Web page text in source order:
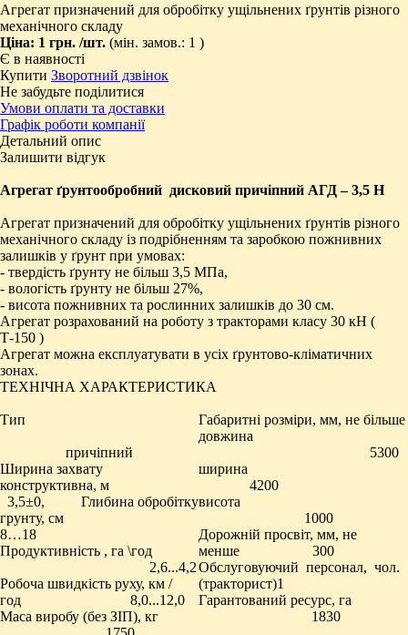
Агрегат призначений для обробітку ущільнених ґрунтів різного
механічного складу
Ціна: 1 грн. /шт. (мін. замов.: 1 )
Є в наявності
Купити Зворотний дзвінок
Не забудьте поділитися
Умови оплати та доставки
Графік роботи компанії
Детальний опис
Залишити відгук
Агрегат ґрунтообробний дисковий причіпний АГД –3,5 Н
Агрегат призначений для обробітку ущільнених ґрунтів різного
механічного складу із подрібненням та заробкою пожнивних
залишків у ґрунт при умовах:
- твердість ґрунту не більш 3,5 МПа,
- вологість ґрунту не більш 27%,
- висота пожнивних та рослинних залишків до 30 см.
Агрегат розрахований на роботу з тракторами класу 30 кН (
Т-150 )
Агрегат можна експлуатувати в усіх ґрунтово-кліматичних
зонах.
ТЕХНІЧНА ХАРАКТЕРИСТИКА
Тип
причіпний
Ширина захвату
конструктивна, м
3,5±0, Глибина обробітку
грунту, см
8…18
Продуктивність , га \год
2,6...4,2
Робоча швидкість руху, км /
год 8,0...12,0
Маса виробу (без ЗІП), кг
Габаритні розміри, мм, не більше
довжина
5300
ширина
4200
висота
1000
Дорожній просвіт, мм, не
менше 300
Обслуговуючий персонал, чол.
(тракторист)1
Гарантований ресурс, га
1830